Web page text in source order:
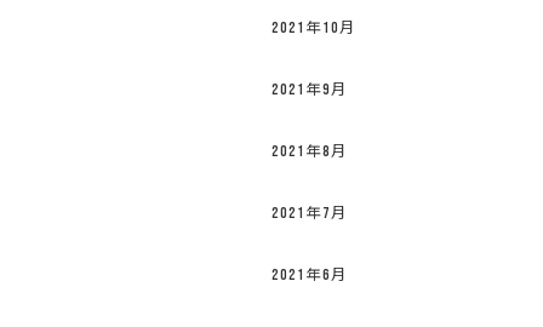
2021年10月
2021年9月
2021年8月
2021年7月
2021年6月